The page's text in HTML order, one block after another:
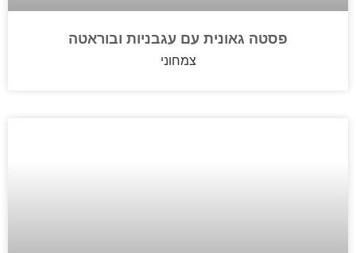
פסטה גאונית עם עגבניות ובוראטה
צמחוני